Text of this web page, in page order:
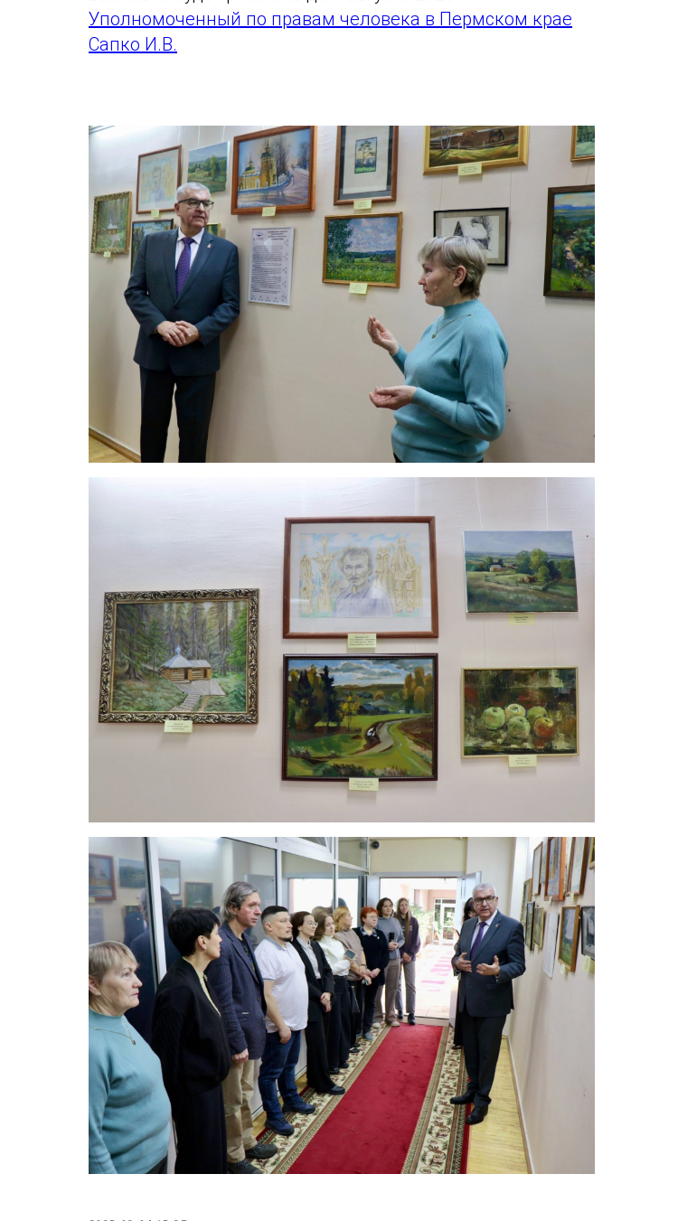
Уполномоченный по правам человека в Пермском крае
Сапко И.В.